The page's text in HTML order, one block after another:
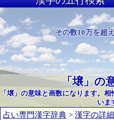
その数10万を超
「壌」の
「壌」の意味と画数になります。
いま
占い専門漢字辞典 > 漢字の詳